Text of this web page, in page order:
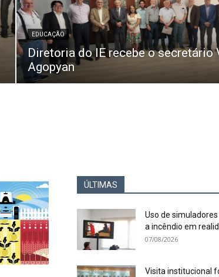
EDUCAÇÃO
Diretoria do IE recebe o secretário
Agopyan
ÚLTIMAS
Uso de
a incêndio em
07/08/2026
Visita institucional